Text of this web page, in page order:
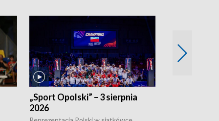
„Sport Opolski” – 3 sierpnia
2026